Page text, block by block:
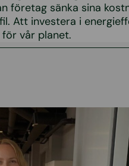
företag sänka sina
Att investera i
vår planet.